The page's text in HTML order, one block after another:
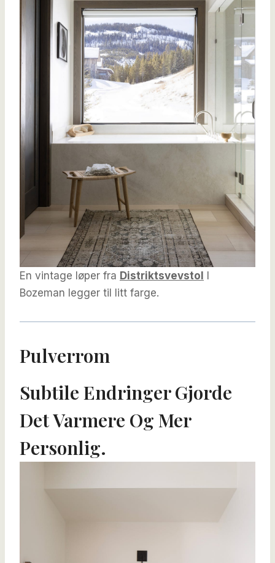
En vintage løper fra Distriktsvevstol I
Bozeman legger til litt farge.
Pulverrom
Subtile Endringer Gjorde
Det Varmere Og Mer
Personlig.